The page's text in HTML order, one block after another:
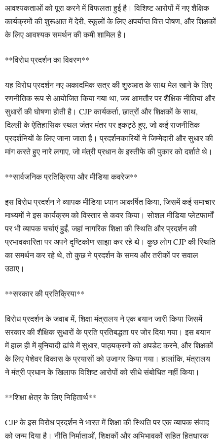
आवश्यकताओं को पूरा करने में विफलता हुई है। विशिष्ट आरोपों में नए शैक्षिक
कार्यक्रमों की शुरूआत में देरी, स्कूलों के लिए अपर्याप्त वित्त पोषण, और शिक्षकों
के लिए आवश्यक समर्थन की कमी शामिल है।
**विरोध प्रदर्शन का विवरण**
यह विरोध प्रदर्शन नए अकादमिक सत्र की शुरुआत के साथ मेल खाने के लिए
रणनीतिक रूप से आयोजित किया गया था, जब आमतौर पर शैक्षिक नीतियां और
सुधारों की घोषणा होती है। CJP कार्यकर्ता, छात्रों और शिक्षकों के साथ,
दिल्ली के ऐतिहासिक स्थल जंतर मंतर पर इकट्ठे हुए, जो कई राजनीतिक
प्रदर्शनियों के लिए जाना जाता है। प्रदर्शनकारियों ने जिम्मेदारी और सुधार की
मांग करते हुए नारे लगाए, जो मंत्री प्रधान के इस्तीफे की पुकार को दर्शाते थे।
**सार्वजनिक प्रतिक्रिया और मीडिया कवरेज**
इस विरोध प्रदर्शन ने व्यापक मीडिया ध्यान आकर्षित किया, जिसमें कई समाचार
माध्यमों ने इस कार्यक्रम को विस्तार से कवर किया। सोशल मीडिया प्लेटफार्मों
पर भी व्यापक चर्चाएं हुईं, जहां नागरिक शिक्षा की स्थिति और प्रदर्शन की
प्रभावकारिता पर अपने दृष्टिकोण साझा कर रहे थे। कुछ लोग CJP की स्थिति
का समर्थन कर रहे थे, तो कुछ ने प्रदर्शन के समय और तरीकों पर सवाल
उठाए।
**सरकार की प्रतिक्रिया**
विरोध प्रदर्शन के जवाब में, शिक्षा मंत्रालय ने एक बयान जारी किया जिसमें
सरकार की शैक्षिक सुधारों के प्रति प्रतिबद्धता पर जोर दिया गया। इस बयान
में हाल ही में बुनियादी ढांचे में सुधार, पाठ्यक्रमों को अपडेट करने, और शिक्षकों
के लिए पेशेवर विकास के प्रयासों को उजागर किया गया। हालांकि, मंत्रालय
ने मंत्री प्रधान के खिलाफ विशिष्ट आरोपों को सीधे संबोधित नहीं किया।
**शिक्षा क्षेत्र के लिए निहितार्थ**
CJP के इस विरोध प्रदर्शन ने भारत में शिक्षा की स्थिति पर एक व्यापक संवाद
को जन्म दिया है। नीति निर्माताओं, शिक्षकों और अभिभावकों सहित हितधारक